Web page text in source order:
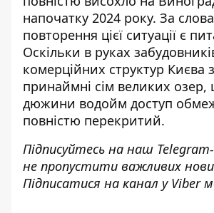
напочатку 2024 року. За
повторення цієї ситуації є
Оскільки в руках
комерційних структур Києва
принаймні сім великих озер,
дюжини водойм доступ
повністю перекритий.
Підписуйтесь на наш
не пропустити важливих
Підписатися на канал у Viber